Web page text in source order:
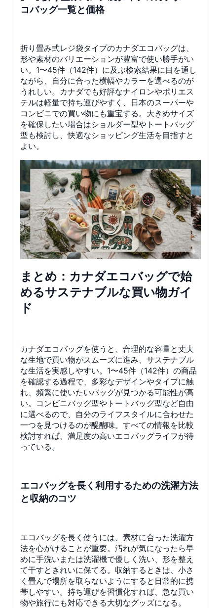
コバッグ一覧と価格
折り畳み式レジ袋タイプのカナダエコバッグは、
形や素材のバリエーションが豊富で使い勝手がい
い。1〜45件（142件）に及ぶ検索結果に目を通し
ながら、自分に合った横幅やカラーを選べるのが
うれしい。カナダでも好評なナイロンやポリエス
テルは軽量で持ち運びやすく、日本のスーパーや
コンビニでの買い物にも重宝する。大きめサイズ
を確保したい場合はショルダー型やトートバッグ
型も検討し、快適なショッピング生活を目指すと
よい。
まとめ：カナダエコバッグで始
めるサステナブルな買い物ガイ
ド
カナダエコバッグを使うと、合理的な容量と丈夫
な生地で買い物がスムーズに進み、サステナブル
な生活を実感しやすい。1〜45件（142件）の商品
を確認する過程で、多彩なデザインやタイプに触
れ、頻繁に使いたいバッグが見つかる可能性が高
い。コンビニバッグ型やトートバッグ型など自由
に選べるので、自分のライフスタイルに合わせた
一つを見つけるのが醍醐味。すべての情報を比較
検討すれば、満足度の高いエコバッグライフが待
っている。
エコバッグを長く利用するための洗濯方法
と収納のコツ
エコバッグを長く使うには、素材に合った洗濯方
法を心がけることが重要。汚れが気になったら早
めに手洗いまたは洗濯機で優しく洗い、形を整え
て干すときれいに保てる。収納するときは、小さ
く畳んで場所を取らないようにすると日常的に携
帯しやすい。持ち運びを習慣化すれば、急な買い
物や旅行にも対応できる大切なグッズになる。